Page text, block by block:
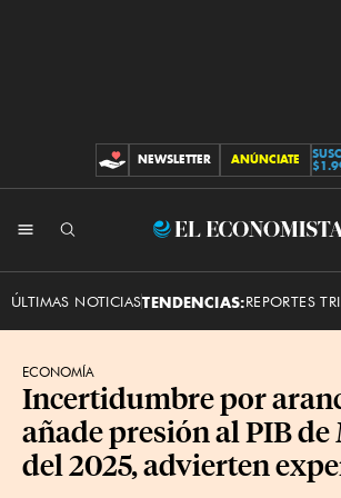
CONTRIBUCIONES
NEWSLETTER ANÚNCIATE
El
ÚLTIMAS NOTICIASTENDENCIAS:REPORTES
ECONOMÍA
Incertidumbre por
añade presión al PIB de
del 2025, advierten